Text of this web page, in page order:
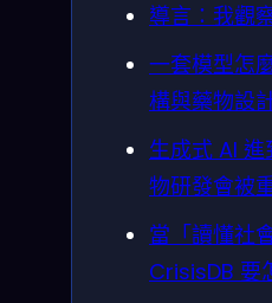
導言：我觀
一套模型怎
構與藥物設
生成式 AI
物研發會被
當「讀懂社
CrisisDB 要